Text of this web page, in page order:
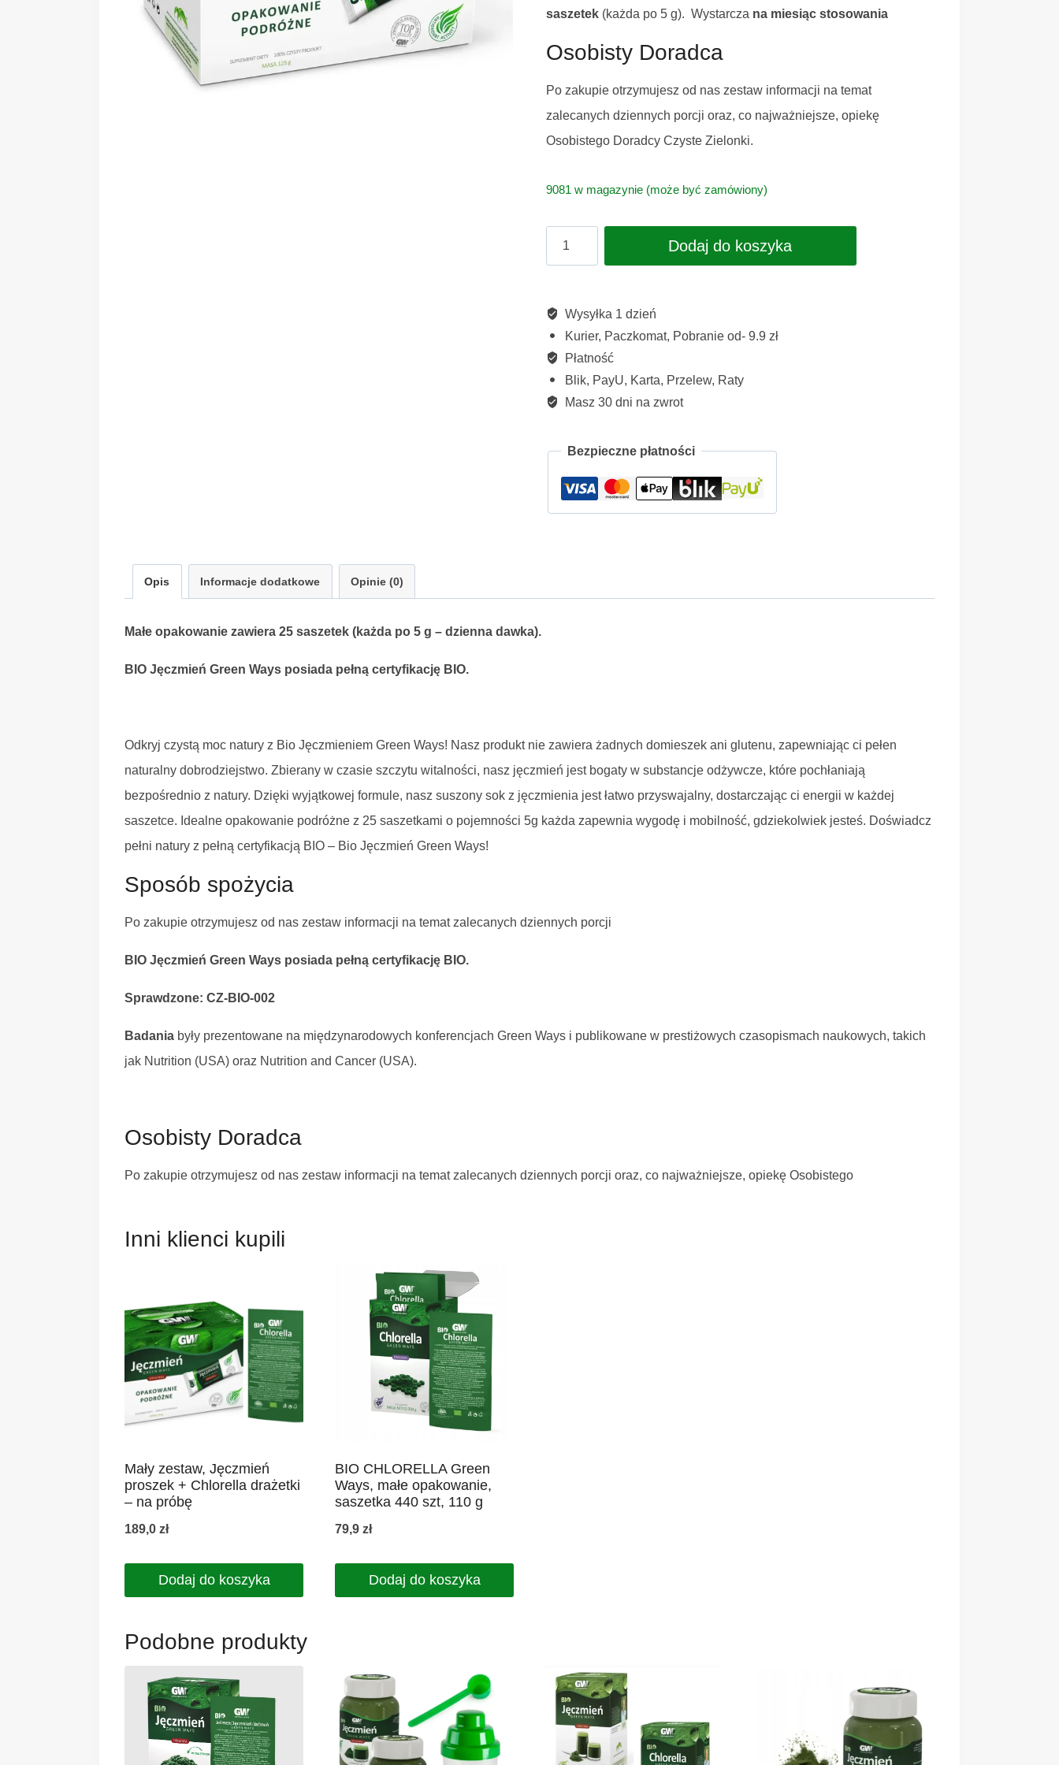
saszetek(każda po 5 g). Wystarcza na miesiąc stosowania
Osobisty Doradca
Po zakupie otrzymujesz od nas zestaw informacji na temat
zalecanych dziennych porcji oraz, co najważniejsze, opiekę
Osobistego Doradcy Czyste Zielonki.
9081 w magazynie (może być zamówiony)
ilość
Jęczmień
opakowanie
na
próbę
Dodaj do koszyka
Wysyłka 1 dzień
Kurier, Paczkomat, Pobranie od- 9.9 zł
Płatność
Blik, PayU, Karta, Przelew, Raty
Masz 30 dni na zwrot
Bezpieczne płatności
Opis Informacje dodatkowe Opinie (0)
Małe opakowanie zawiera 25 saszetek (każda po 5 g – dzienna dawka).
BIO Jęczmień Green Ways posiada pełną certyfikację BIO.
Odkryj czystą moc natury z Bio Jęczmieniem Green Ways! Nasz produkt nie zawiera żadnych domieszek ani glutenu, zapewniając ci pełen
naturalny dobrodziejstwo. Zbierany w czasie szczytu witalności, nasz jęczmień jest bogaty w substancje odżywcze, które pochłaniają
bezpośrednio z natury. Dzięki wyjątkowej formule, nasz suszony sok z jęczmienia jest łatwo przyswajalny, dostarczając ci energii w każdej
saszetce. Idealne opakowanie podróżne z 25 saszetkami o pojemności 5g każda zapewnia wygodę i mobilność, gdziekolwiek jesteś. Doświadcz
pełni natury z pełną certyfikacją BIO – Bio Jęczmień Green Ways!
Sposób spożycia
Po zakupie otrzymujesz od nas zestaw informacji na temat zalecanych dziennych porcji
BIO Jęczmień Green Ways posiada pełną certyfikację BIO.
Sprawdzone: CZ-BIO-002
Badania były prezentowane na międzynarodowych konferencjach Green Ways i publikowane w prestiżowych czasopismach naukowych, takich
jak Nutrition (USA) oraz Nutrition and Cancer (USA).
Osobisty Doradca
Po zakupie otrzymujesz od nas zestaw informacji na temat zalecanych dziennych porcji oraz, co najważniejsze, opiekę Osobistego
Inni klienci kupili
Mały zestaw, Jęczmień
proszek + Chlorella drażetki
– na próbę
189,0 zł
Dodaj do koszyka
BIO CHLORELLA Green
Ways, małe opakowanie,
saszetka 440 szt, 110 g
79,9 zł
Dodaj do koszyka
Podobne produkty